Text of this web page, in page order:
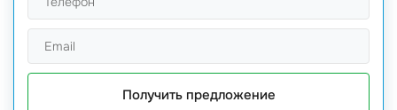
Получить предложение